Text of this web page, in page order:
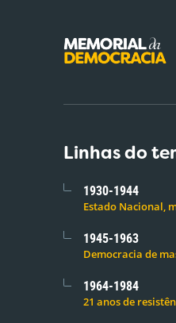
Linhas do
1930-1944
Estado Nacional,
1945-1963
Democracia de
1964-1984
21 anos de